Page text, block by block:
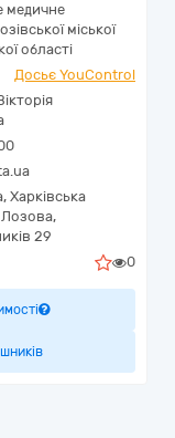
медичне
міської
області
Досьє YouControl
, Харківська
Лозова,
29
0